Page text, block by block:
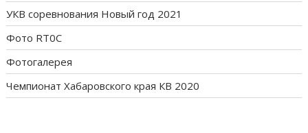
УКВ соревнования Новый год 2021
Фото RT0C
Фотогалерея
Чемпионат Хабаровского края КВ 2020